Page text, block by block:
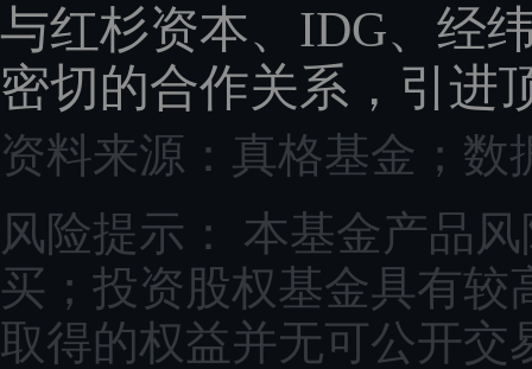
与红杉资本、IDG、经
密切的合作关系，引进
资料来源：真格基金；数
风险提示： 本基金产品
买；投资股权基金具有
取得的权益并无可公开交